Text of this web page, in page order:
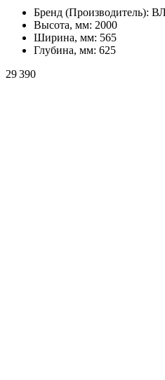
Бренд (Производитель):
Высота, мм: 2000
Ширина, мм: 565
Глубина, мм: 625
29 390